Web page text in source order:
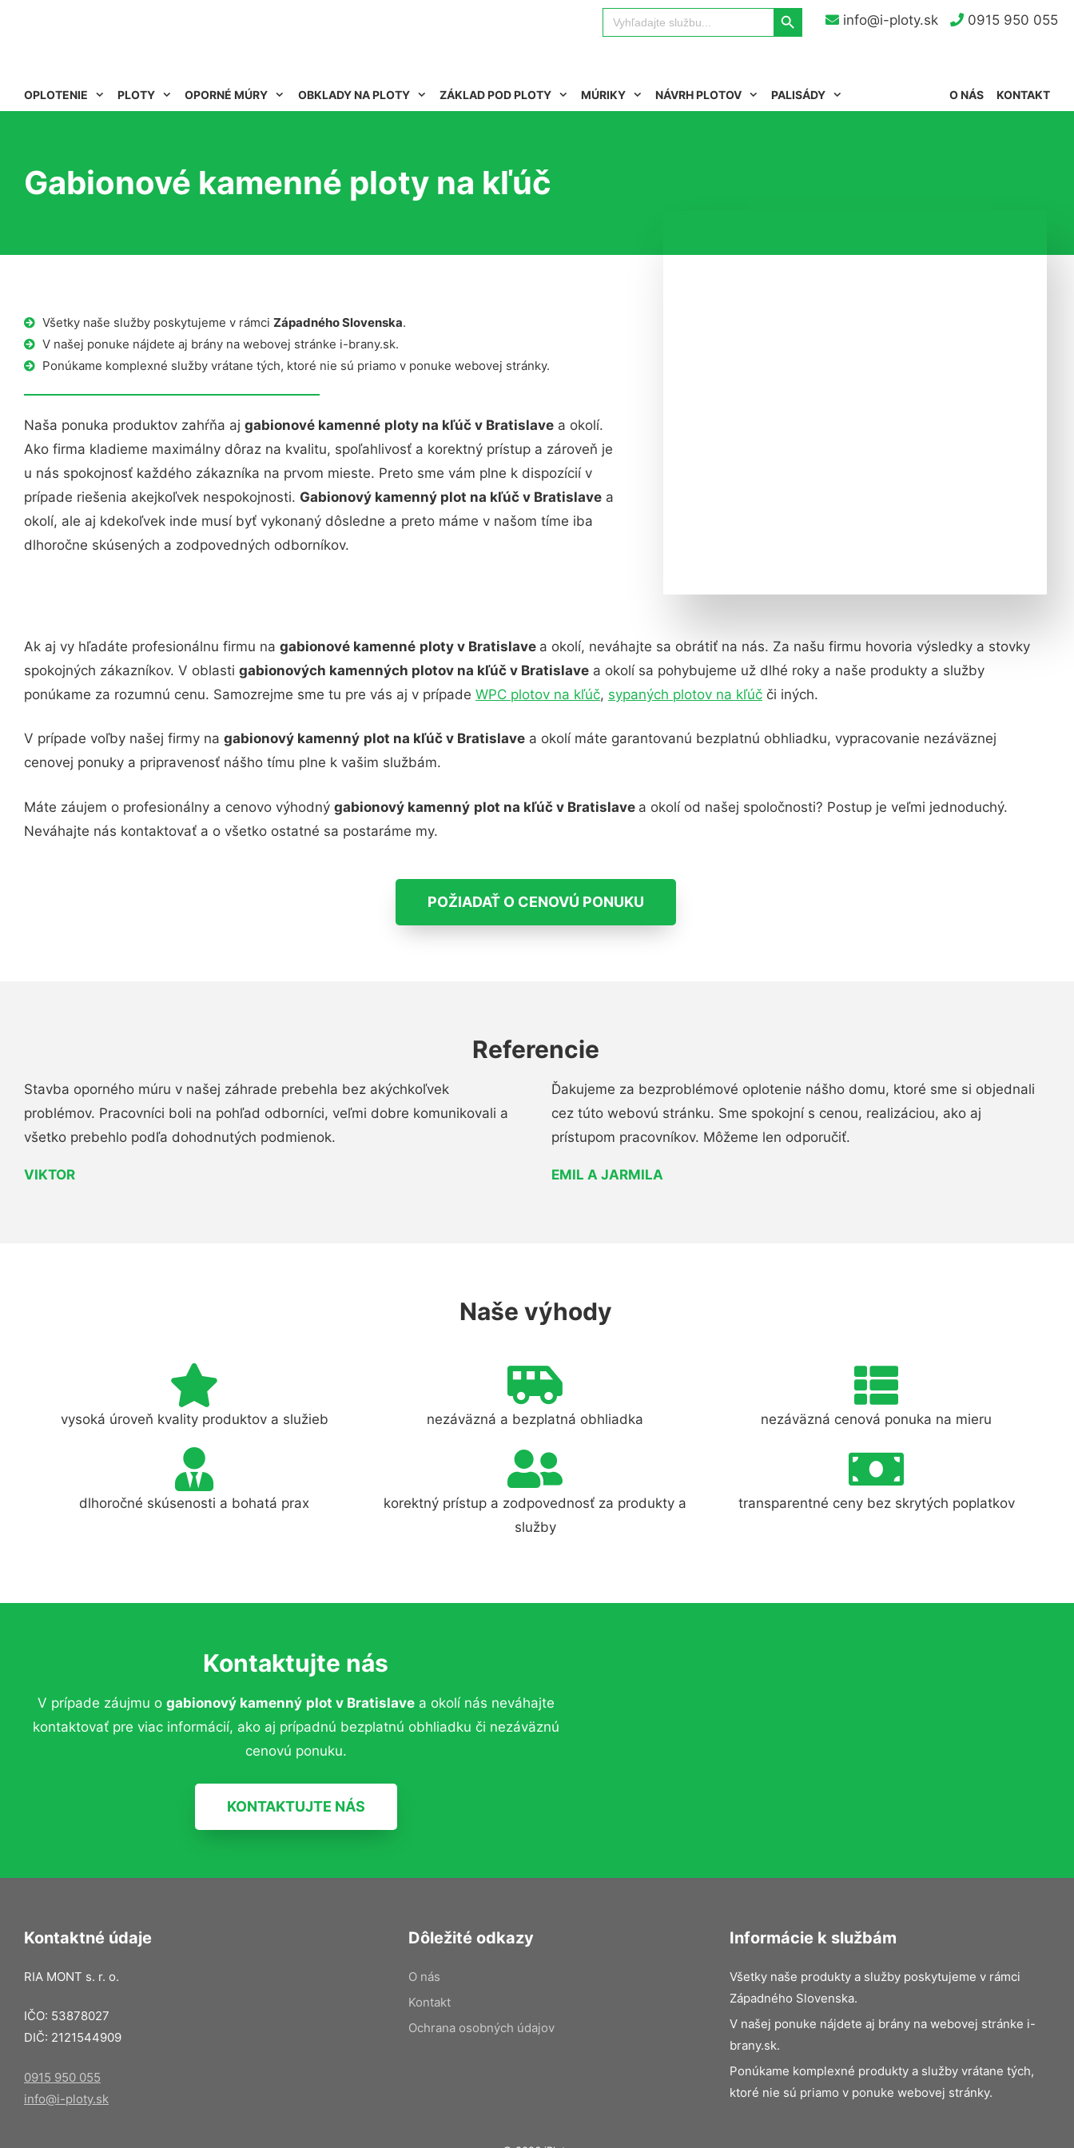
info@i-ploty.sk 0915 950 055
Search
for:
Search Button
OPLOTENIE PLOTY OPORNÉ MÚRY OBKLADY NA PLOTY ZÁKLAD POD PLOTY MÚRIKY NÁVRH PLOTOV PALISÁDY KONTAKT
O NÁS
Gabionové kamenné ploty na kľúč
Všetky naše služby poskytujeme v rámci Západného Slovenska.
V našej ponuke nájdete aj brány na webovej stránke i-brany.sk.
Ponúkame komplexné služby vrátane tých, ktoré nie sú priamo v ponuke webovej stránky.
Naša ponuka produktov zahŕňa aj gabionové kamenné ploty na kľúč v Bratislave a okolí.
Ako firma kladieme maximálny dôraz na kvalitu, spoľahlivosť a korektný prístup a zároveň je
u nás spokojnosť každého zákazníka na prvom mieste. Preto sme vám plne k dispozícií v
prípade riešenia akejkoľvek nespokojnosti. Gabionový kamenný plot na kľúč v Bratislave a
okolí, ale aj kdekoľvek inde musí byť vykonaný dôsledne a preto máme v našom tíme iba
dlhoročne skúsených a zodpovedných odborníkov.
Ak aj vy hľadáte profesionálnu firmu na gabionové kamenné ploty v Bratislave a okolí, neváhajte sa obrátiť na nás. Za našu firmu hovoria výsledky a stovky
spokojných zákazníkov. V oblasti gabionových kamenných plotov na kľúč v Bratislave a okolí sa pohybujeme už dlhé roky a naše produkty a služby
ponúkame za rozumnú cenu. Samozrejme sme tu pre vás aj v prípade WPC plotov na kľúč, sypaných plotov na kľúč či iných.
V prípade voľby našej firmy na gabionový kamenný plot na kľúč v Bratislave a okolí máte garantovanú bezplatnú obhliadku, vypracovanie nezáväznej
cenovej ponuky a pripravenosť nášho tímu plne k vašim službám.
Máte záujem o profesionálny a cenovo výhodný gabionový kamenný plot na kľúč v Bratislave a okolí od našej spoločnosti? Postup je veľmi jednoduchý.
Neváhajte nás kontaktovať a o všetko ostatné sa postaráme my.
POŽIADAŤ O CENOVÚ PONUKU
Referencie
Stavba oporného múru v našej záhrade prebehla bez akýchkoľvek
problémov. Pracovníci boli na pohľad odborníci, veľmi dobre komunikovali a
všetko prebehlo podľa dohodnutých podmienok.
VIKTOR
Ďakujeme za bezproblémové oplotenie nášho domu, ktoré sme si objednali
cez túto webovú stránku. Sme spokojní s cenou, realizáciou, ako aj
prístupom pracovníkov. Môžeme len odporučiť.
EMIL A JARMILA
Naše výhody
vysoká úroveň kvality produktov a služieb nezáväzná a bezplatná obhliadka nezáväzná cenová ponuka na mieru
dlhoročné skúsenosti a bohatá prax
korektný prístup a zodpovednosť za produkty a
služby
transparentné ceny bez skrytých poplatkov
Kontaktujte nás
V prípade záujmu o gabionový kamenný plot v Bratislavea okolí nás neváhajte
kontaktovať pre viac informácií, ako aj prípadnú bezplatnú obhliadku či nezáväznú
cenovú ponuku.
KONTAKTUJTE NÁS
Kontaktné údaje
RIA MONT s. r. o.
IČO: 53878027
DIČ: 2121544909
0915 950 055
info@i-ploty.sk
Dôležité odkazy
O nás
Kontakt
Ochrana osobných údajov
Informácie k službám
Všetky naše produkty a služby poskytujeme v rámci
Západného Slovenska.
V našej ponuke nájdete aj brány na webovej stránke i-
brany.sk.
Ponúkame komplexné produkty a služby vrátane tých,
ktoré nie sú priamo v ponuke webovej stránky.